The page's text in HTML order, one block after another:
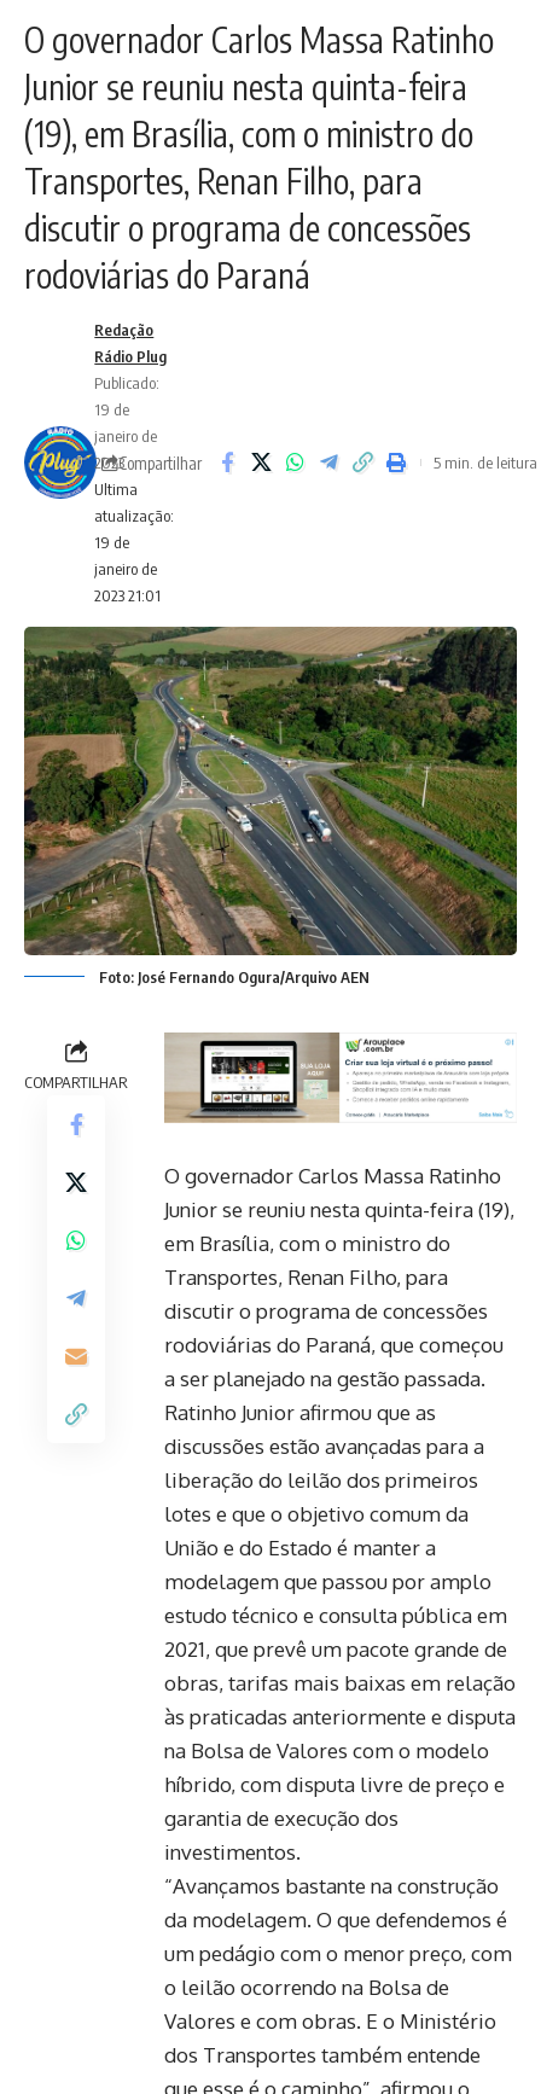
O governador Carlos Massa Ratinho
Junior se reuniu nesta quinta-feira
(19), em Brasília, com o ministro do
Transportes, Renan Filho, para
discutir o programa de concessões
rodoviárias do Paraná
Ultima
atualização:
19 de
janeiro de
2023 21:01
Redação
Rádio Plug
Publicado:
19 de
janeiro de
2023Compartilhar 5 min. de leitura
Foto: José Fernando Ogura/Arquivo AEN
COMPARTILHAR
O governador Carlos Massa Ratinho
Junior se reuniu nesta quinta-feira (19),
em Brasília, com o ministro do
Transportes, Renan Filho, para
discutir o programa de concessões
rodoviárias do Paraná, que começou
a ser planejado na gestão passada.
Ratinho Junior afirmou que as
discussões estão avançadas para a
liberação do leilão dos primeiros
lotes e que o objetivo comum da
União e do Estado é manter a
modelagem que passou por amplo
estudo técnico e consulta pública em
2021, que prevê um pacote grande de
obras, tarifas mais baixas em relação
às praticadas anteriormente e disputa
na Bolsa de Valores com o modelo
híbrido, com disputa livre de preço e
garantia de execução dos
investimentos.
“Avançamos bastante na construção
da modelagem. O que defendemos é
um pedágio com o menor preço, com
o leilão ocorrendo na Bolsa de
Valores e com obras. E o Ministério
dos Transportes também entende
que esse é o caminho”, afirmou o